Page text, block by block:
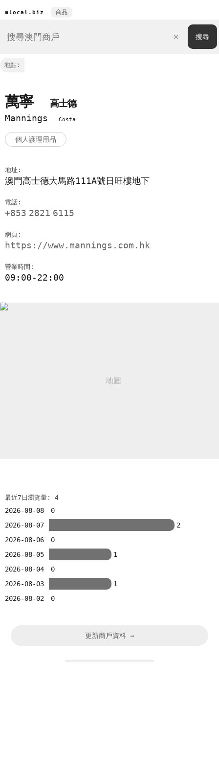
mlocal.biz 商品
地點:
萬寧
高士德
Mannings
Costa
個人護理用品
地址:
澳門高士德大馬路111A號日旺樓地下
電話:
+853 2821 6115
網頁:
https://www.mannings.com.hk
營業時間:
09:00-22:00
最近7日瀏覽量: 4
2026-08-08
0
2026-08-07
2
2026-08-06
0
2026-08-05
1
2026-08-04
0
2026-08-03
1
2026-08-02
0
更新商戶資料 →